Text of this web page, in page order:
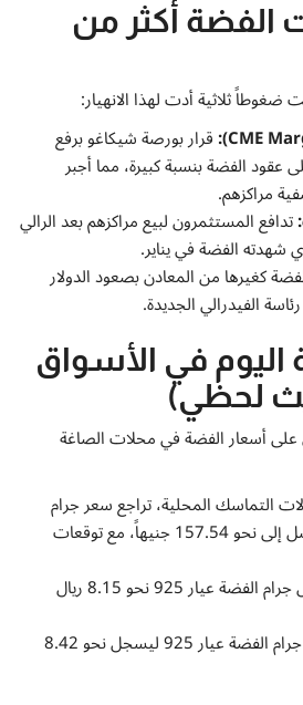
الفضة أكثر من
ثلاثية أدت لهذا الانهيار:
قرار بورصة شيكاغو برفع
الفضة بنسبة كبيرة، مما أجبر
مراكزهم.
تدافع المستثمرون لبيع مراكزهم بعد الرالي
شهدته الفضة في يناير.
كغيرها من المعادن بصعود الدولار
الفيدرالي الجديدة.
اليوم في الأسواق
لحظي)
على أسعار الفضة في محلات الصاغة
التماسك المحلية، تراجع سعر جرام
الفضة عيار 925 ليصل إلى نحو 157.54 جنيهاً، مع توقعات
سجل جرام الفضة عيار 925 نحو 8.15 ريال
تراجع جرام الفضة عيار 925 ليسجل نحو 8.42